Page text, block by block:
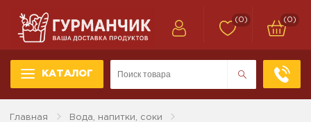
КАТАЛОГ
(0) (0)
Главная Вода, напитки, соки